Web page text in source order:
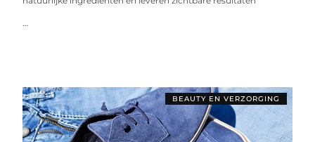
...
BEAUTY EN VERZORGING